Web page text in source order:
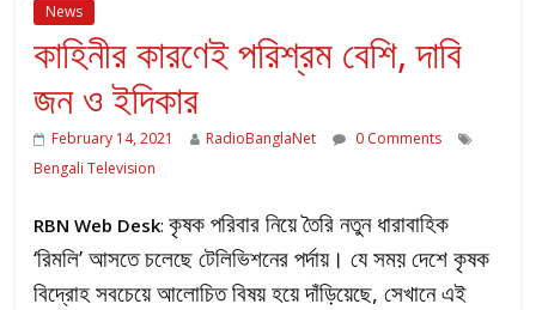
News
কাহিনীর কারণেই পরিশ্রম বেশি, দাবি
জন ও ইদিকার
February 14, 2021 RadioBanglaNet
0 Comments
Bengali Television
RBN Web Desk:কৃষক পরিবার নিয়ে তৈরি নতুন ধারাবাহিক
‘রিমলি’ আসতে চলেছে টেলিভিশনের পর্দায়। যে সময় দেশে কৃষক
বিদ্রোহ সবচেয়ে আলোচিত বিষয় হয়ে দাঁড়িয়েছে, সেখানে এই